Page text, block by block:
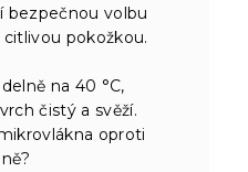
bezpečnou volbu
pokožkou.
na 40 °C,
čistý a svěží.
oproti